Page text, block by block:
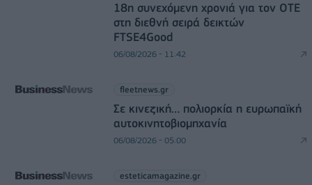
18η συνεχόμενη χρονιά για τον ΟΤΕ
στη διεθνή σειρά δεικτών
FTSE4Good
06/08/2026 - 11:42
fleetnews.gr
Σε κινεζική… πολιορκία η ευρωπαϊκή
αυτοκινητοβιομηχανία
06/08/2026 - 05:00
esteticamagazine.gr